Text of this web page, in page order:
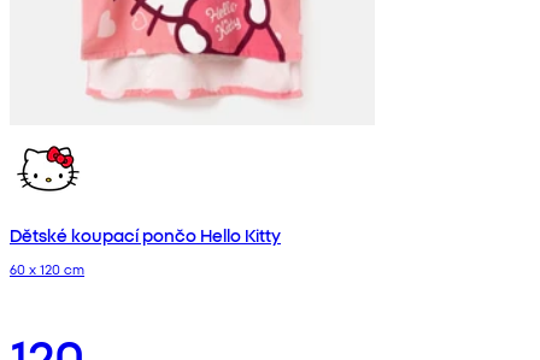
Dětské koupací pončo Hello Kitty
60 x 120 cm